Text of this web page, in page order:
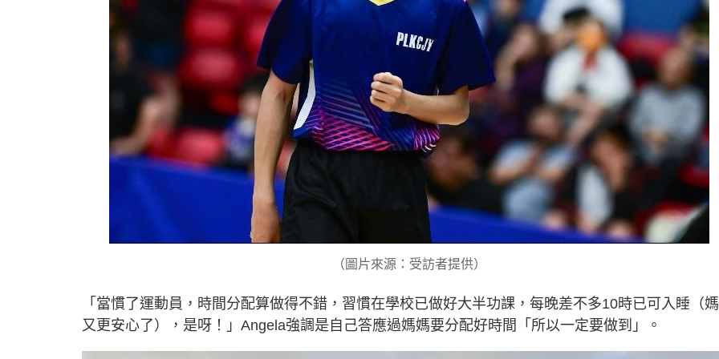
（圖片來源：受訪者提供）
「當慣了運動員，時間分配算做得不錯，習慣在學校已做好大半功課，每晚差不多10時已可入睡（
又更安心了），是呀！」Angela強調是自己答應過媽媽要分配好時間「所以一定要做到」。